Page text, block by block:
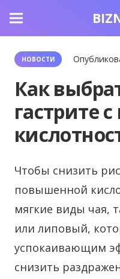
НОВОСТИ
Как
гастрите
Чтобы снизить
повышенной
мягкие виды чая,
или липовый,
успокаивающим
снизить